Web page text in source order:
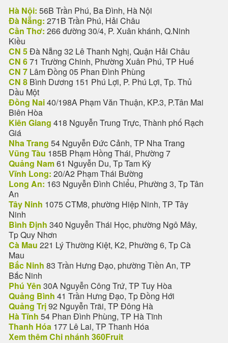
Hà Nội: 56B Trần Phú, Ba Đình, Hà Nội
Đà Nẵng: 271B Trần Phú, Hải Châu
Cần Thơ: 266 đường 30/4, P. Xuân khánh, Q.Ninh
Kiều
CN 5Đà Nẵng 32 Lê Thanh Nghị, Quận Hải Châu
CN 671 Trường Chinh, Phường Xuân Phú, TP Huế
CN 7 Lâm Đồng 05 Phan Đình Phùng
CN 8 Bình Dương 151 Phú Lợi, P. Phú Lợi, Tp. Thủ
Dầu Một
Đồng Nai40/198A Phạm Văn Thuận, KP.3, P.Tân Mai
Biên Hòa
Kiên Giang 418 Nguyễn Trung Trực, Thành phố Rạch
Giá
Nha Trang 54 Nguyễn Đức Cảnh, TP Nha Trang
Vũng Tàu 185B Phạm Hồng Thái, Phường 7
Quảng Nam61 Nguyễn Du, Tp Tam Kỳ
Vĩnh Long: 20/A2 Phạm Thái Bường
Long An: 163 Nguyễn Đình Chiểu, Phường 3, Tp Tân
An
Tây Ninh 1075 CTM8, phường Hiệp Ninh, TP Tây
Ninh
Bình Định 340 Nguyễn Thái Học, phường Ngô Mây,
Tp Quy Nhơn
Cà Mau 221 Lý Thường Kiệt, K2, Phường 6, Tp Cà
Mau
Bắc Ninh 83 Trần Hưng Đạo, phường Tiền An, TP
Bắc Ninh
Phú Yên 30A Nguyễn Công Trứ, TP Tuy Hòa
Quảng Bình 41 Trần Hưng Đạo, Tp Đồng Hới
Quảng Trị92 Nguyễn Trãi, TP Đông Hà
Hà Tĩnh 54 Phan Đình Phùng, TP Hà Tĩnh
Thanh Hóa 177 Lê Lai, TP Thanh Hóa
Xem thêm Chi nhánh 360Fruit